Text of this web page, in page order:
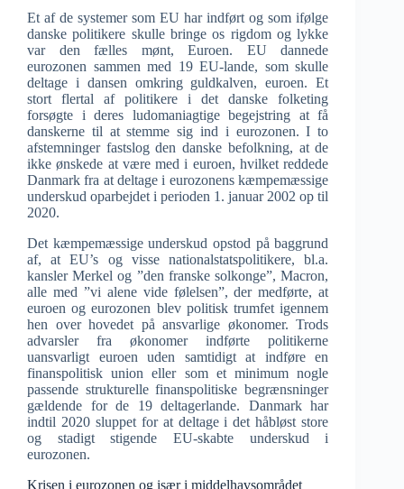
Et af de systemer som EU har indført og som ifølge
danske politikere skulle bringe os rigdom og lykke
var den fælles mønt, Euroen. EU dannede
eurozonen sammen med 19 EU-lande, som skulle
deltage i dansen omkring guldkalven, euroen. Et
stort flertal af politikere i det danske folketing
forsøgte i deres ludomaniagtige begejstring at få
danskerne til at stemme sig ind i eurozonen. I to
afstemninger fastslog den danske befolkning, at de
ikke ønskede at være med i euroen, hvilket reddede
Danmark fra at deltage i eurozonens kæmpemæssige
underskud oparbejdet i perioden 1. januar 2002 op til
2020.
Det kæmpemæssige underskud opstod på baggrund
af, at EU’s og visse nationalstatspolitikere, bl.a.
kansler Merkel og ”den franske solkonge”, Macron,
alle med ”vi alene vide følelsen”, der medførte, at
euroen og eurozonen blev politisk trumfet igennem
hen over hovedet på ansvarlige økonomer. Trods
advarsler fra økonomer indførte politikerne
uansvarligt euroen uden samtidigt at indføre en
finanspolitisk union eller som et minimum nogle
passende strukturelle finanspolitiske begrænsninger
gældende for de 19 deltagerlande. Danmark har
indtil 2020 sluppet for at deltage i det håbløst store
og stadigt stigende EU-skabte underskud i
eurozonen.
Krisen i eurozonen og især i middelhavsområdet